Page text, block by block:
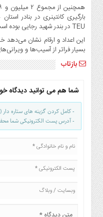
TEU در بندر شهید رجایی بوده است.
این اعداد و ارقام نشان می‌دهد
بسیار فراتر از آسیب‌ها و
بازتاب
شما هم می توانید دیدگاه
- کامل کردن گزینه های ستاره
- آدرس پست الکترونیکی شما